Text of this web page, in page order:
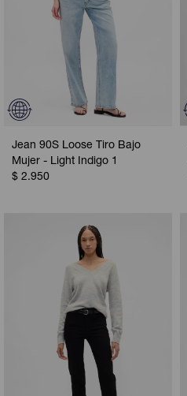
Jean 90S Loose Tiro Bajo
Mujer - Light Indigo 1
$ 2.950